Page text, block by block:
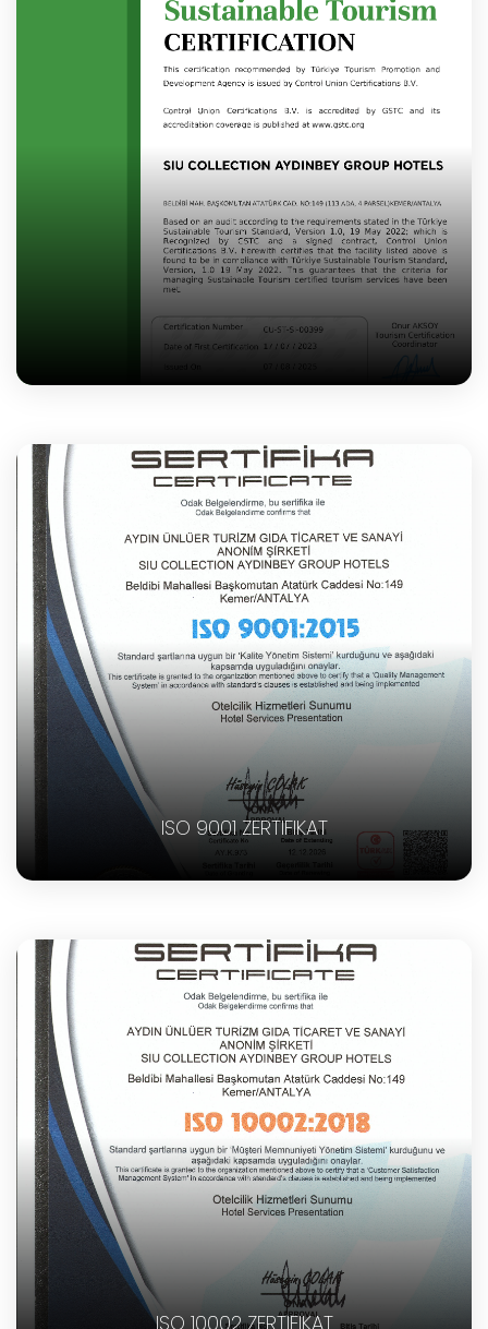
ISO 9001 ZERTIFIKAT
ISO 10002 ZERTIFIKAT